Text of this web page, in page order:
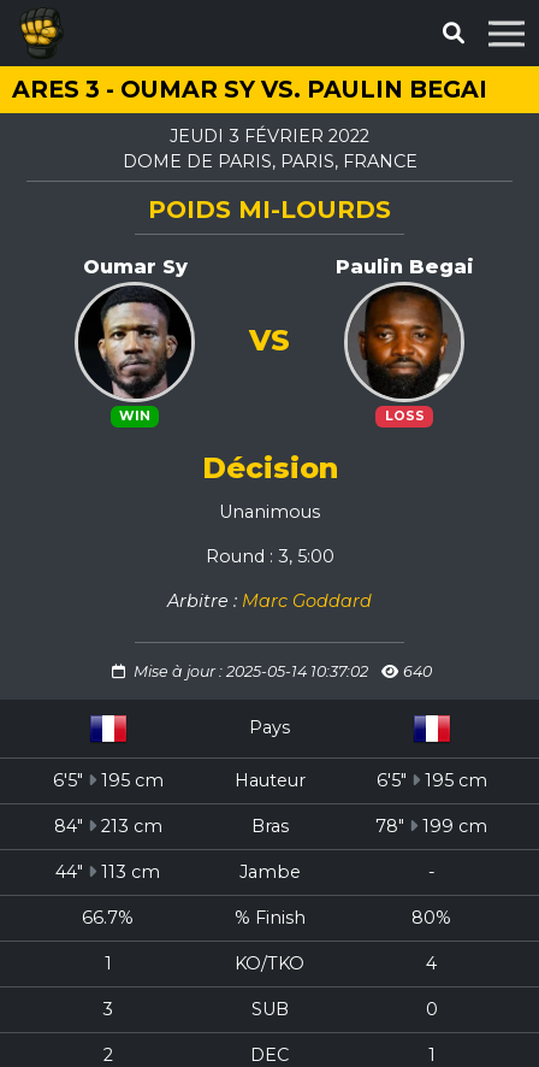
ARES 3 - OUMAR SY VS. PAULIN BEGAI
JEUDI 3 FÉVRIER 2022
DOME DE PARIS, PARIS, FRANCE
POIDS MI-LOURDS
Oumar Sy
WIN
Paulin Begai
LOSS
VS
Décision
Unanimous
Round : 3, 5:00
Arbitre : Marc Goddard
Mise à jour : 2025-05-14 10:37:02 640
Pays
6'5" 195 cm Hauteur 6'5" 195 cm
84" 213 cm Bras 78" 199 cm
44" 113 cm Jambe -
66.7% % Finish 80%
1 KO/TKO 4
3 SUB 0
2 DEC 1